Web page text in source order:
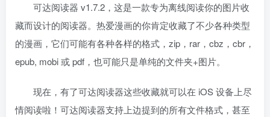
可达阅读器 v1.7.2，这是一款专为离线阅读你的图片收
藏而设计的阅读器。热爱漫画的你肯定收藏了不少各种类型
的漫画，它们可能有各种各样的格式，zip，rar，cbz，cbr，
epub, mobi 或 pdf，也可能只是单纯的文件夹+图片。
现在，有了可达阅读器这些收藏就可以在 iOS 设备上尽
情阅读啦！可达阅读器支持上边提到的所有文件格式，甚至
其它方式登录 注册